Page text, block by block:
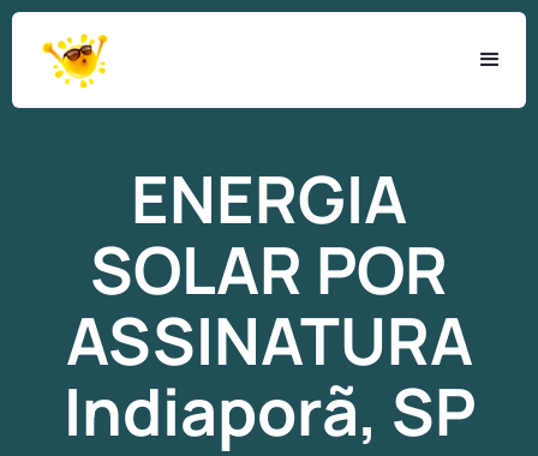
ENERGIA
SOLAR POR
ASSINATURA
Indiaporã, SP